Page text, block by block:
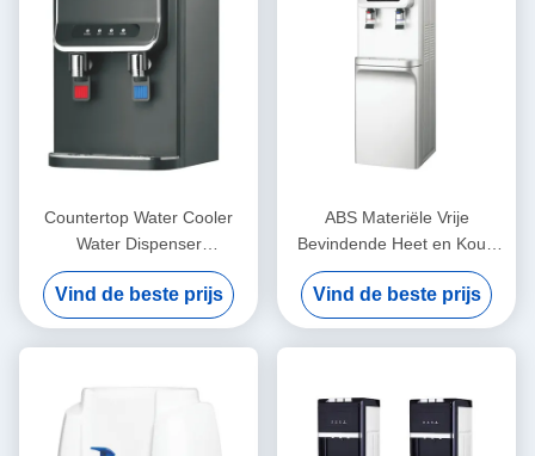
Countertop Water Cooler
Water Dispenser
Compressor CoolingWater
Dispenser met instelbare
watertemperatuur, koud
water en warm water
Dispenser, Water Dispenser
Vind de beste prijs
ABS Materiële Vrije
Bevindende Heet en Koud
Waterautomaat voor
Hotelhuishouden
Vind de beste prijs